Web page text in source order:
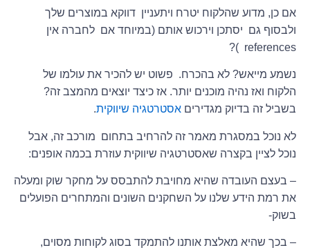
אם כן, מדוע שהלקוח יטרח ויתעניין דווקא במוצרים שלך
ולבסוף גם יסתכן וירכוש אותם (במיוחד אם לחברה אין
references )?
נשמע מייאש? לא בהכרח. פשוט יש להכיר את עולמו של
הלקוח ואז נהיה מוכנים יותר. אז כיצד יוצאים מהמצב זה?
בשביל זה בדיוק מגדירים אסטרטגיה שיווקית.
לא נוכל במסגרת מאמר זה להרחיב בתחום מורכב זה, אבל
נוכל לציין בקצרה שאסטרטגיה שיווקית עוזרת בכמה אופנים:
– בעצם העובדה שהיא מחויבת להתבסס על מחקר שוק ומעלה
את רמת הידע שלנו על השחקנים השונים והמתחרים הפועלים
בשוק-
– בכך שהיא מאלצת אותנו להתמקד בסוג לקוחות מסוים,